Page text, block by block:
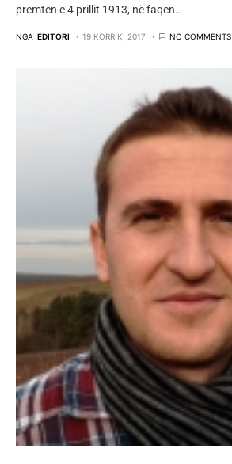
premten e 4 prillit 1913, në faqen…
NGA EDITORI 19 KORRIK, 2017 NO COMMENTS